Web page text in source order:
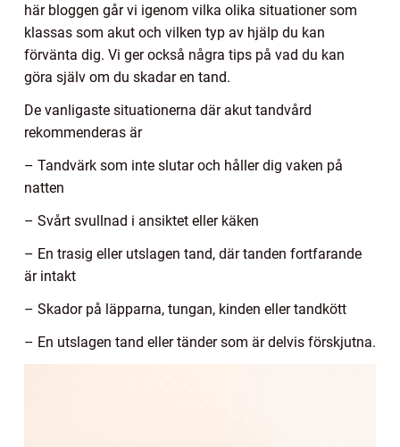
här bloggen går vi igenom vilka olika situationer som
klassas som akut och vilken typ av hjälp du kan
förvänta dig. Vi ger också några tips på vad du kan
göra själv om du skadar en tand.
De vanligaste situationerna där akut tandvård
rekommenderas är
– Tandvärk som inte slutar och håller dig vaken på
natten
– Svårt svullnad i ansiktet eller käken
– En trasig eller utslagen tand, där tanden fortfarande
är intakt
– Skador på läpparna, tungan, kinden eller tandkött
– En utslagen tand eller tänder som är delvis förskjutna.